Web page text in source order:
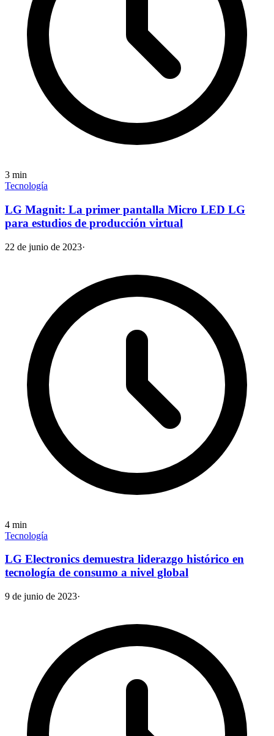
3 min
Tecnología
LG Magnit: La primer pantalla Micro LED LG
para estudios de producción virtual
22 de junio de 2023·
4 min
Tecnología
LG Electronics demuestra liderazgo histórico en
tecnología de consumo a nivel global
9 de junio de 2023·